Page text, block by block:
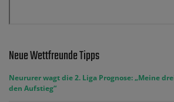
Neue Wettfreunde Tipps
Neururer wagt die 2. Liga Prognose: „Meine
den Aufstieg“